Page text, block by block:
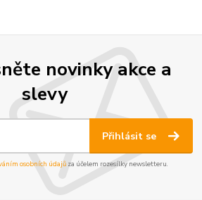
novinky akce a
slevy
Přihlásit se
osobních údajůza účelem rozesílky newsletteru.